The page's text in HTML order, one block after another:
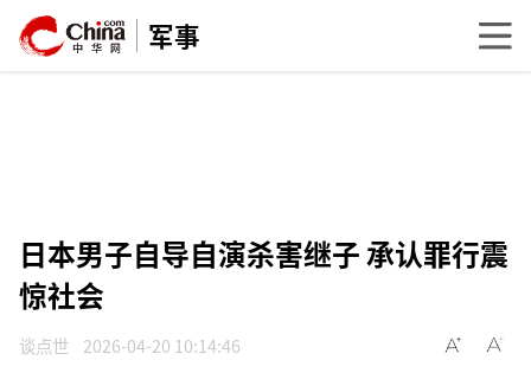
军事
日本男子自导自演杀害继子 承认罪行震
惊社会
谈点世 2026-04-20 10:14:46